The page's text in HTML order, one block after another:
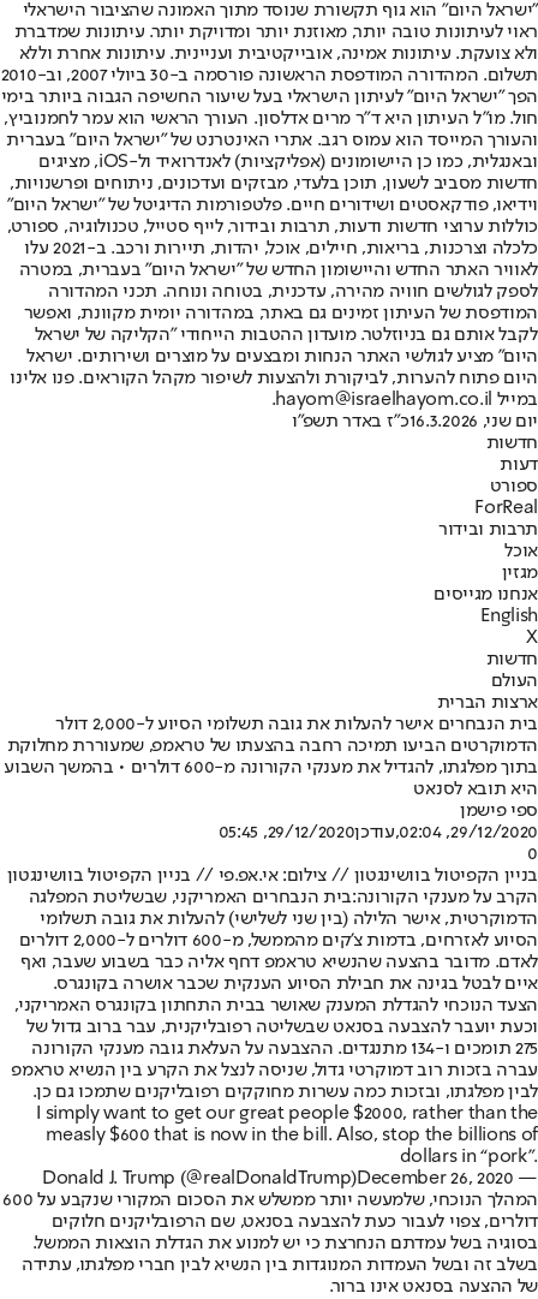
"ישראל היום" הוא גוף תקשורת שנוסד מתוך האמונה שהציבור הישראלי
ראוי לעיתונות טובה יותר, מאוזנת יותר ומדויקת יותר. עיתונות שמדברת
ולא צועקת. עיתונות אמינה, אובייקטיבית ועניינית. עיתונות אחרת וללא
תשלום. המהדורה המודפסת הראשונה פורסמה ב-30 ביולי 2007, וב-2010
הפך "ישראל היום" לעיתון הישראלי בעל שיעור החשיפה הגבוה ביותר בימי
חול. מו"ל העיתון היא ד"ר מרים אדלסון. העורך הראשי הוא עמר לחמנוביץ,
והעורך המייסד הוא עמוס רגב. אתרי האינטרנט של "ישראל היום" בעברית
ובאנגלית, כמו כן היישומונים (אפליקציות) לאנדרואיד ול-iOS, מציגים
חדשות מסביב לשעון, תוכן בלעדי, מבזקים ועדכונים, ניתוחים ופרשנויות,
וידיאו, פודקאסטים ושידורים חיים. פלטפורמות הדיגיטל של "ישראל היום"
כוללות ערוצי חדשות ודעות, תרבות ובידור, לייף סטייל, טכנולוגיה, ספורט,
כלכלה וצרכנות, בריאות, חיילים, אוכל, יהדות, תיירות ורכב. ב-2021 עלו
לאוויר האתר החדש והיישומון החדש של "ישראל היום" בעברית, במטרה
לספק לגולשים חוויה מהירה, עדכנית, בטוחה ונוחה. תכני המהדורה
המודפסת של העיתון זמינים גם באתר, במהדורה יומית מקוונת, ואפשר
לקבל אותם גם בניוזלטר. מועדון ההטבות הייחודי "הקליקה של ישראל
היום" מציע לגולשי האתר הנחות ומבצעים על מוצרים ושירותים. ישראל
היום פתוח להערות, לביקורת ולהצעות לשיפור מקהל הקוראים. פנו אלינו
במייל hayom@israelhayom.co.il.
יום שני, 16.3.2026
כ"ז באדר תשפ"ו
חדשות
דעות
ספורט
ForReal
תרבות ובידור
אוכל
מגזין
אנחנו מגייסים
English
X
חדשות
העולם
ארצות הברית
בית הנבחרים אישר להעלות את גובה תשלומי הסיוע ל-2,000 דולר
הדמוקרטים הביעו תמיכה רחבה בהצעתו של טראמפ, שמעוררת מחלוקת
בתוך מפלגתו, להגדיל את מענקי הקורונה מ-600 דולרים • בהמשך השבוע
היא תובא לסנאט
ספי פישמן
29/12/2020, 02:04
,עודכן29/12/2020, 05:45
0
בניין הקפיטול בוושינגטון // צילום: אי.אפ.פי // בניין הקפיטול בוושינגטון
הקרב על מענקי הקורונה:בית הנבחרים האמריקני, שבשליטת המפלגה
הדמוקרטית, אישר הלילה (בין שני לשלישי) להעלות את גובה תשלומי
הסיוע לאזרחים, בדמות צ'קים מהממשל, מ-600 דולרים ל-2,000 דולרים
לאדם. מדובר בהצעה שהנשיא טראמפ דחף אליה כבר בשבוע שעבר, ואף
איים לבטל בגינה את חבילת הסיוע הענקית שכבר אושרה בקונגרס.
הצעד הנוכחי להגדלת המענק שאושר בבית התחתון בקונגרס האמריקני,
וכעת יועבר להצבעה בסנאט שבשליטה רפובליקנית, עבר ברוב גדול של
275 תומכים ו-134 מתנגדים. ההצבעה על העלאת גובה מענקי הקורונה
עברה בזכות רוב דמוקרטי גדול, שניסה לנצל את הקרע בין הנשיא טראמפ
לבין מפלגתו, ובזכות כמה עשרות מחוקקים רפובליקנים שתמכו גם כן.
I simply want to get our great people $2000, rather than the
measly $600 that is now in the bill. Also, stop the billions of
dollars in “pork”.
— Donald J. Trump (@realDonaldTrump)
December 26, 2020
המהלך הנוכחי, שלמעשה יותר ממשלש את הסכום המקורי שנקבע על 600
דולרים, צפוי לעבור כעת להצבעה בסנאט, שם הרפובליקנים חלוקים
בסוגיה בשל עמדתם הנחרצת כי יש למנוע את הגדלת הוצאות הממשל.
בשלב זה ובשל העמדות המנוגדות בין הנשיא לבין חברי מפלגתו, עתידה
של ההצעה בסנאט אינו ברור.